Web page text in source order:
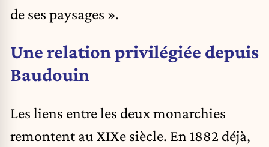
de ses paysages ».
Une relation privilégiée depuis
Baudouin
Les liens entre les deux monarchies
remontent au XIXe siècle. En 1882 déjà,